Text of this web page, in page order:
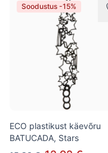
Soodustus -15%
ECO plastikust käevõru
BATUCADA, Stars